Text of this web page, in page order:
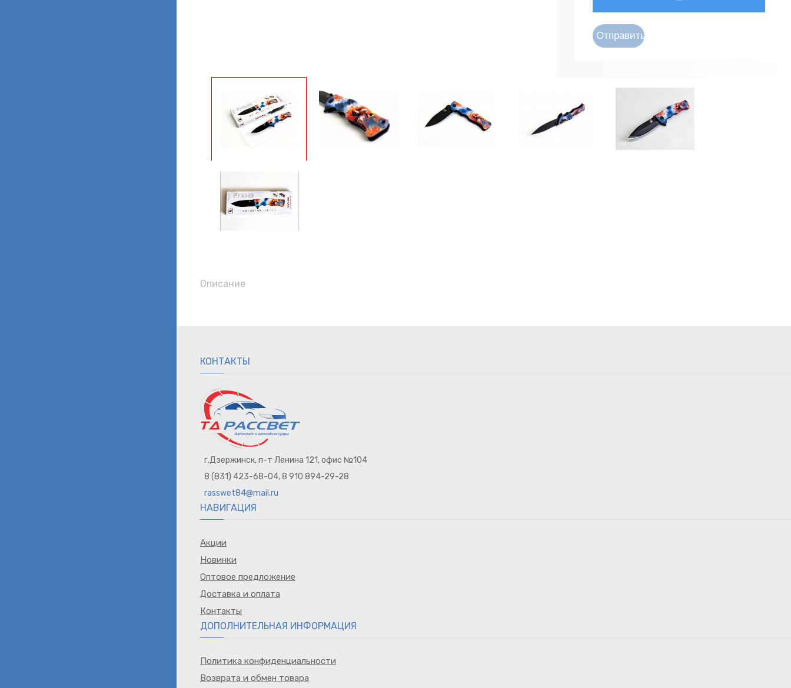
Описание
КОНТАКТЫ
г.Дзержинск, п-т Ленина 121, офис №104
8 (831) 423-68-04, 8 910 894-29-28
rasswet84@mail.ru
НАВИГАЦИЯ
Акции
Новинки
Оптовое предложение
Доставка и оплата
Контакты
ДОПОЛНИТЕЛЬНАЯ ИНФОРМАЦИЯ
Политика конфиденциальности
Возврата и обмен товара